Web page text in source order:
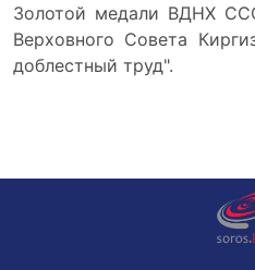
Золотой медали ВДНХ
Верховного Совета
доблестный труд".